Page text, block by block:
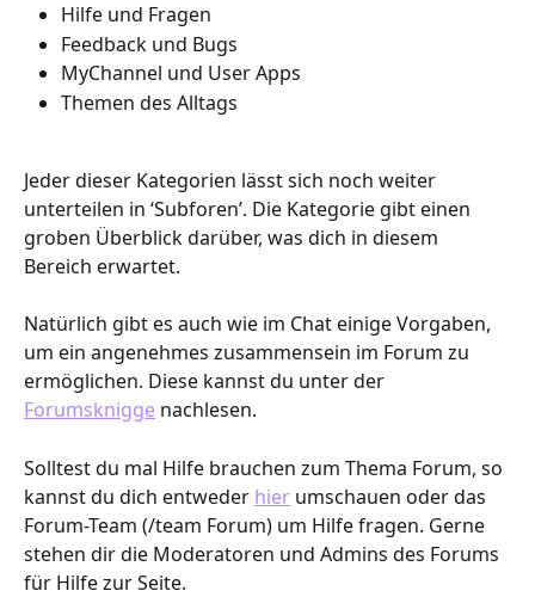
Hilfe und Fragen
Feedback und Bugs
MyChannel und User Apps
Themen des Alltags
Jeder dieser Kategorien lässt sich noch weiter
unterteilen in ‘Subforen’. Die Kategorie gibt einen
groben Überblick darüber, was dich in diesem
Bereich erwartet.
Natürlich gibt es auch wie im Chat einige Vorgaben,
um ein angenehmes zusammensein im Forum zu
ermöglichen. Diese kannst du unter der
Forumsknigge nachlesen.
Solltest du mal Hilfe brauchen zum Thema Forum, so
kannst du dich entweder hier umschauen oder das
Forum-Team (/team Forum) um Hilfe fragen. Gerne
stehen dir die Moderatoren und Admins des Forums
für Hilfe zur Seite.